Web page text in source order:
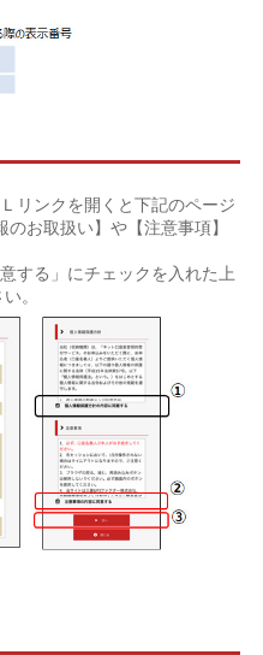
リンクを開くと下記のページ
お取扱い】や【注意事項】
する」にチェックを入れた上
。